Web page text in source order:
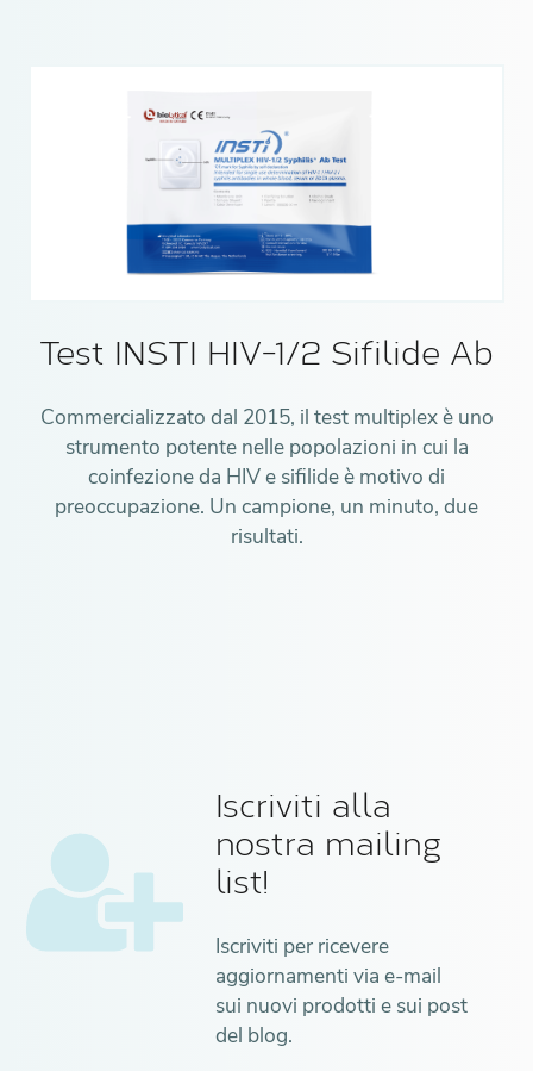
Test INSTI HIV-1/2 Sifilide Ab
Commercializzato dal 2015, il test multiplex è uno
strumento potente nelle popolazioni in cui la
coinfezione da HIV e sifilide è motivo di
preoccupazione. Un campione, un minuto, due
risultati.
Iscriviti alla
nostra mailing
list!
Iscriviti per ricevere
aggiornamenti via e-mail
sui nuovi prodotti e sui post
del blog.